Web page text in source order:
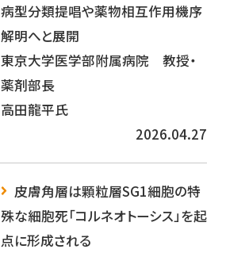
病型分類提唱や薬物相互作用機序
解明へと展開
東京大学医学部附属病院 教授・
薬剤部長
高田龍平氏
2026.04.27
皮膚角層は顆粒層SG1細胞の特
殊な細胞死「コルネオトーシス」を起
点に形成される